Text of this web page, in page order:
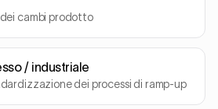
cambi prodotto
/ industriale
dei processi di ramp-up